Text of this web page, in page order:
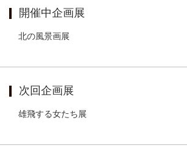
開催中企画展
北の風景画展
次回企画展
雄飛する女たち展